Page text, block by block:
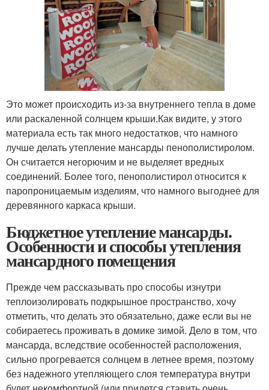
Это может происходить из-за внутреннего тепла в доме
или раскаленной солнцем крыши.Как видите, у этого
материала есть так много недостатков, что намного
лучше делать утепление мансарды пенополистиролом.
Он считается негорючим и не выделяет вредных
соединений. Более того, пенополистирол относится к
паропроницаемым изделиям, что намного выгоднее для
деревянного каркаса крыши.
Бюджетное утепление мансарды.
Особенности и способы утепления
мансардного помещения
Прежде чем рассказывать про способы изнутри
теплоизолировать подкрышное пространство, хочу
отметить, что делать это обязательно, даже если вы не
собираетесь проживать в домике зимой. Дело в том, что
мансарда, вследствие особенностей расположения,
сильно прогревается солнцем в летнее время, поэтому
без надежного утепляющего слоя температура внутри